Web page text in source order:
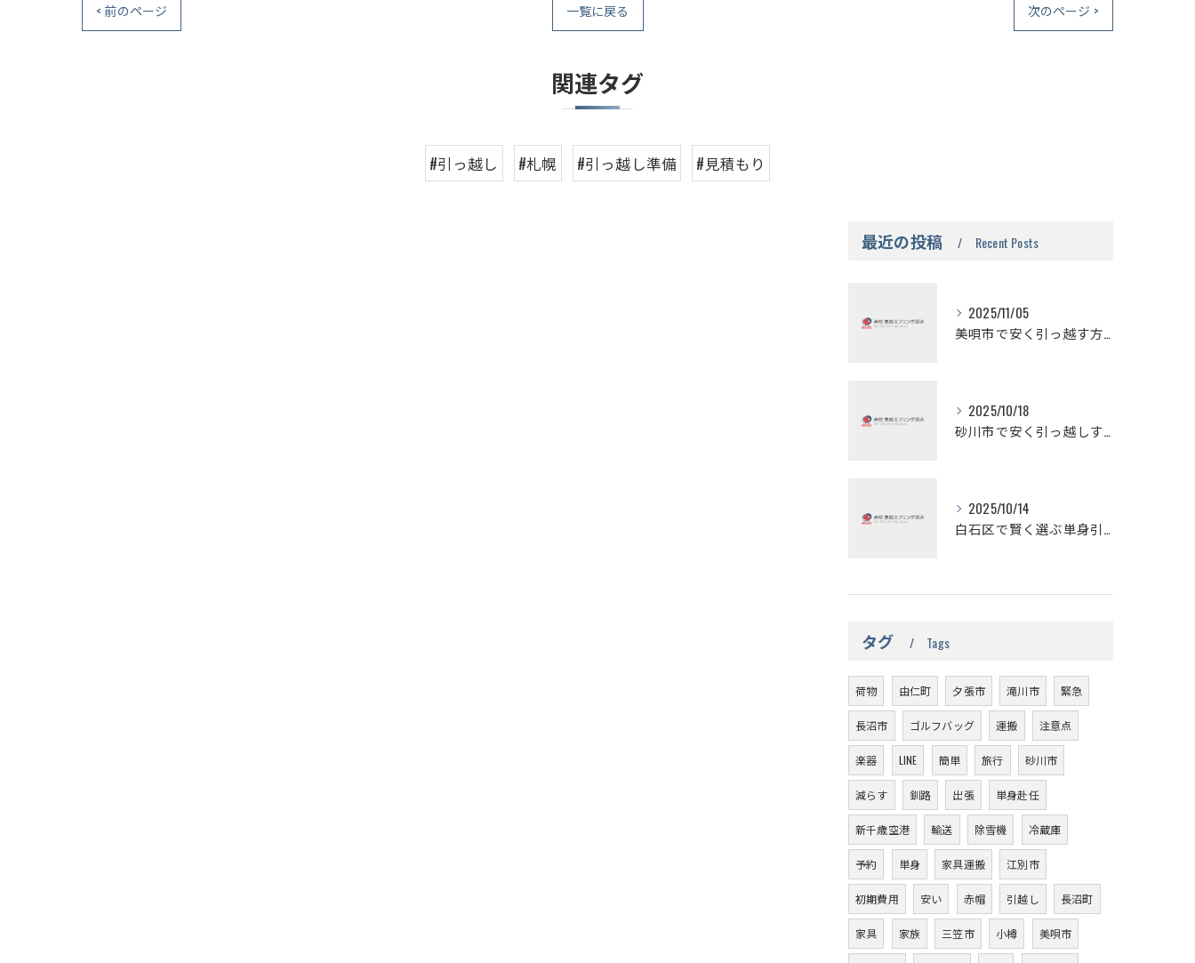
< 前のページ 一覧に戻る 次のページ >
関連タグ
#引っ越し #札幌 #引っ越し準備 #見積もり
最近の投稿 Recent Posts
2025/11/05
美唄市で安く引っ越す方法の秘訣
2025/10/18
砂川市で安く引っ越しする方法と無料見積もりの活用法
2025/10/14
白石区で賢く選ぶ単身引っ越しの安さの秘密
タグ Tags
荷物 由仁町 夕張市 滝川市 緊急
長沼市 ゴルフバッグ 運搬 注意点
楽器 LINE 簡単 旅行 砂川市
減らす 釧路 出張 単身赴任
新千歳空港 輸送 除雪機 冷蔵庫
予約 単身 家具運搬 江別市
初期費用 安い 赤帽 引越し 長沼町
家具 家族 三笠市 小樽 美唄市